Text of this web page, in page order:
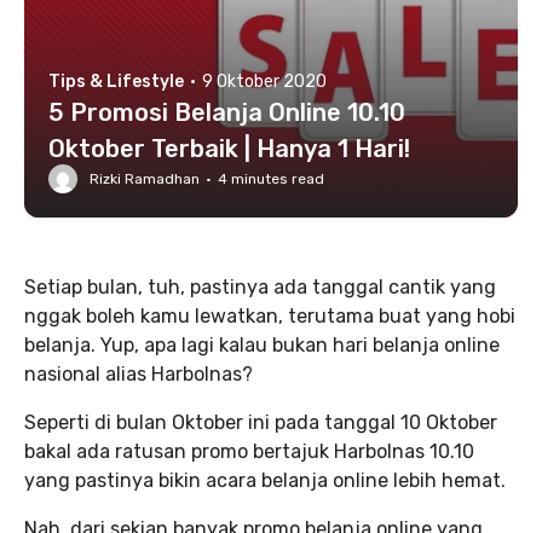
Tips & Lifestyle · 9 Oktober 2020
5 Promosi Belanja Online 10.10
Oktober Terbaik | Hanya 1 Hari!
Rizki Ramadhan · 4 minutes read
Setiap bulan, tuh, pastinya ada tanggal cantik yang
nggak boleh kamu lewatkan, terutama buat yang hobi
belanja. Yup, apa lagi kalau bukan hari belanja online
nasional alias Harbolnas?
Seperti di bulan Oktober ini pada tanggal 10 Oktober
bakal ada ratusan promo bertajuk Harbolnas 10.10
yang pastinya bikin acara belanja online lebih hemat.